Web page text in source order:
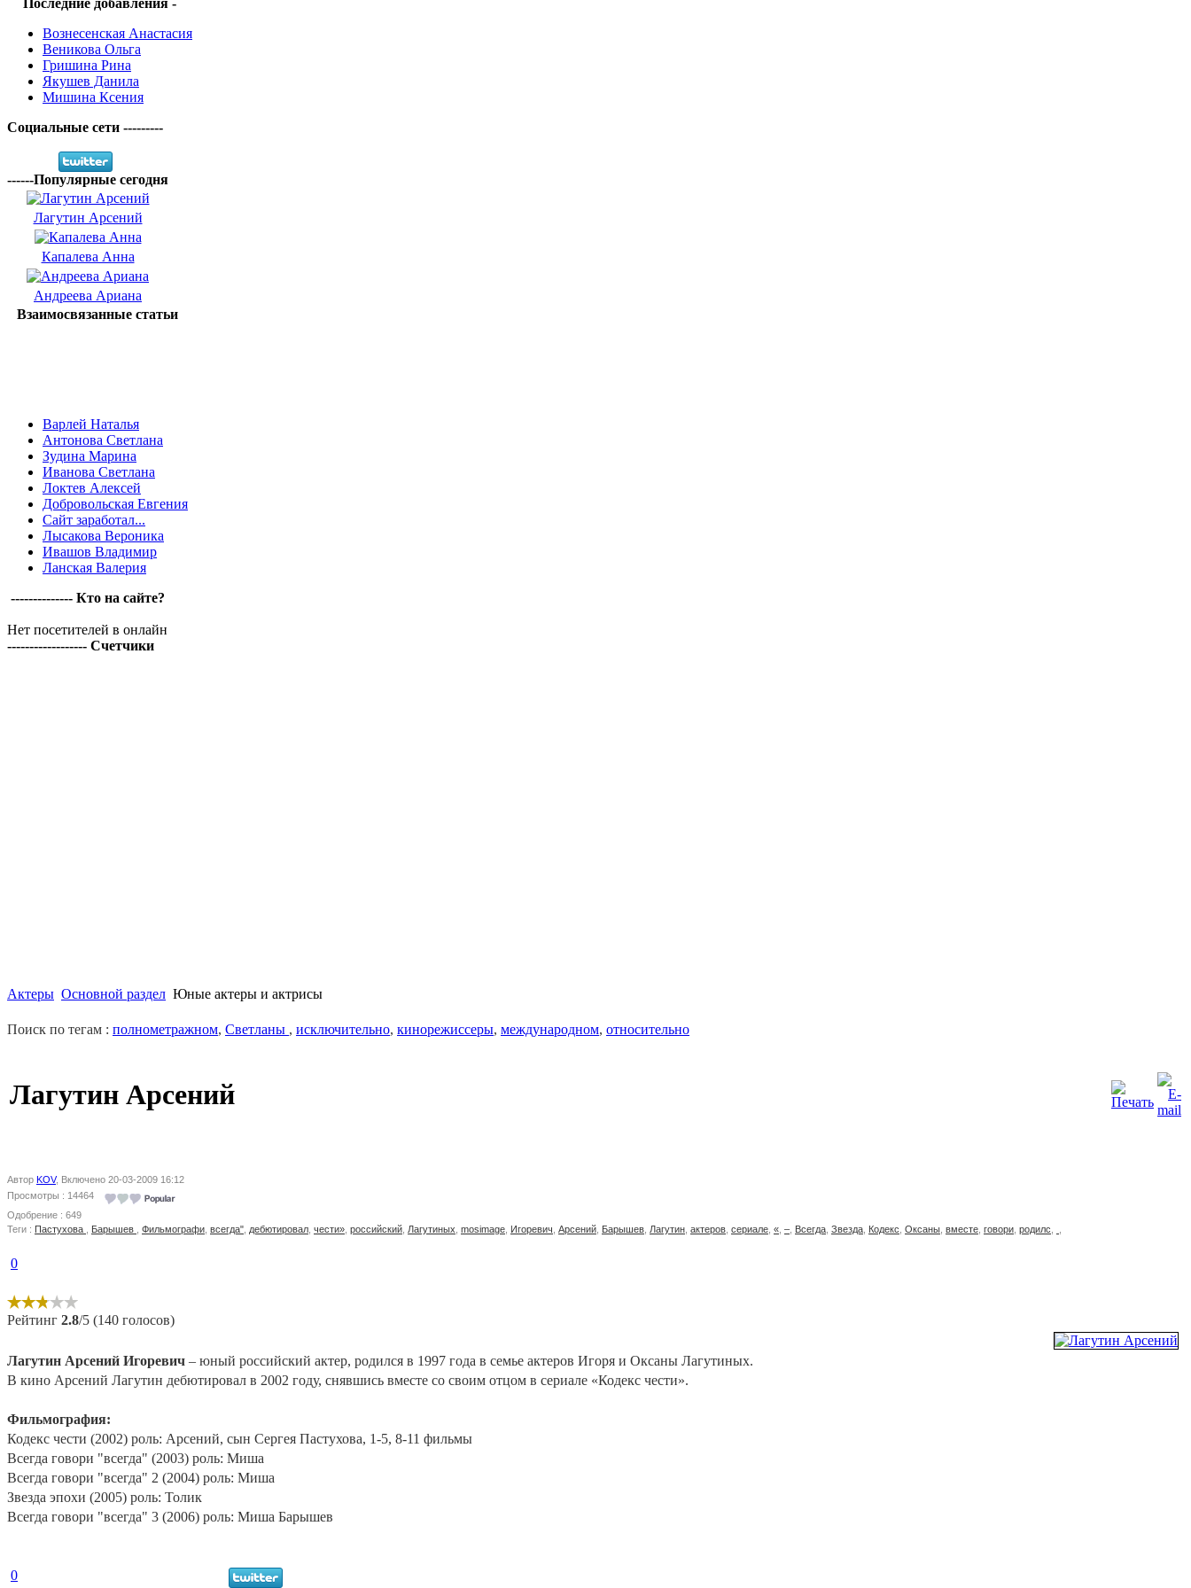
Последние добавления -
Вознесенская Анастасия
Веникова Ольга
Гришина Рина
Якушев Данила
Мишина Ксения
Социальные сети ---------
------Популярные сегодня
Лагутин Арсений
Капалева Анна
Андреева Ариана
Взаимосвязанные статьи
Варлей Наталья
Антонова Светлана
Зудина Марина
Иванова Светлана
Локтев Алексей
Добровольская Евгения
Сайт заработал...
Лысакова Вероника
Ивашов Владимир
Ланская Валерия
-------------- Кто на сайте?
Нет посетителей в онлайн
------------------ Счетчики
Актеры Основной раздел Юные актеры и актрисы
Поиск по тегам : полнометражном, Светланы , исключительно, кинорежиссеры, международном, относительно
Лагутин Арсений
Автор KOV, Включено 20-03-2009 16:12
Просмотры : 14464
Одобрение : 649
Теги : Пастухова Барышев Фильмографи всегда" дебютировал чести» российский Лагутиных mosimage Игоревич Арсений Барышев Лагутин актеров сериале « – Всегда Звезда Кодекс Оксаны вместе говори родилс
0
Рейтинг 2.8/5 (140 голосов)
Лагутин Арсений Игоревич – юный российский актер, родился в 1997 года в семье актеров Игоря и Оксаны Лагутиных.
В кино Арсений Лагутин дебютировал в 2002 году, снявшись вместе со своим отцом в сериале «Кодекс чести».
Фильмография:
Кодекс чести (2002) роль: Арсений, сын Сергея Пастухова, 1-5, 8-11 фильмы
Всегда говори "всегда" (2003) роль: Миша
Всегда говори "всегда" 2 (2004) роль: Миша
Звезда эпохи (2005) роль: Толик
Всегда говори "всегда" 3 (2006) роль: Миша Барышев
0